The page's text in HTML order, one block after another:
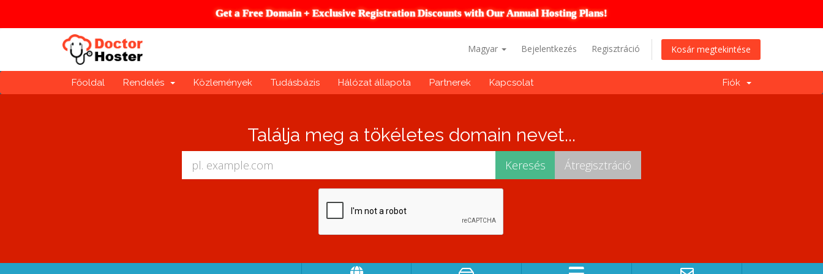
Get a Free Domain + Exclusive Registration Discounts with Our Annual Hosting Plans!
Magyar Bejelentkezés Regisztráció Kosár megtekintése
Főoldal Rendelés Közlemények Tudásbázis Hálózat állapota Partnerek Kapcsolat Fiók
Találja meg a tökéletes domain nevet...